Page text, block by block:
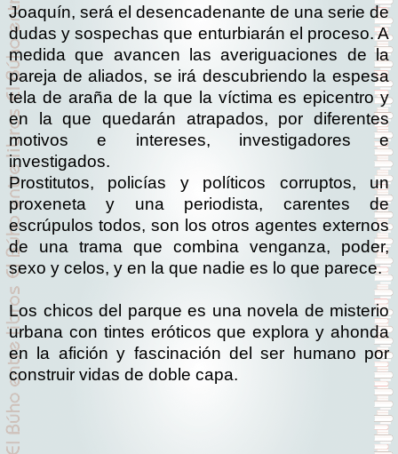
Joaquín, será el desencadenante de una serie de
dudas y sospechas que enturbiarán el proceso. A
medida que avancen las averiguaciones de la
pareja de aliados, se irá descubriendo la espesa
tela de araña de la que la víctima es epicentro y
en la que quedarán atrapados, por diferentes
motivos e intereses, investigadores e
investigados.
Prostitutos, policías y políticos corruptos, un
proxeneta y una periodista, carentes de
escrúpulos todos, son los otros agentes externos
de una trama que combina venganza, poder,
sexo y celos, y en la que nadie es lo que parece.
Los chicos del parque es una novela de misterio
urbana con tintes eróticos que explora y ahonda
en la afición y fascinación del ser humano por
construir vidas de doble capa.